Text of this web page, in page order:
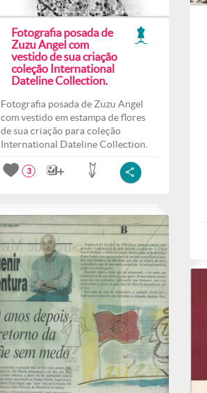
Fotografia posada de
Zuzu Angel com
vestido de sua criação
coleção International
Dateline Collection.
Fotografia posada de Zuzu Angel
com vestido em estampa de flores
de sua criação para coleção
International Dateline Collection.
3